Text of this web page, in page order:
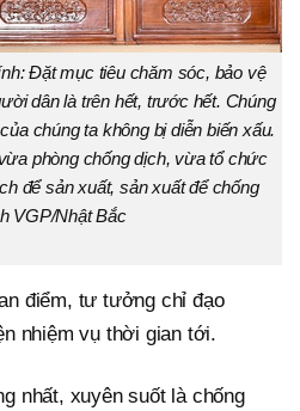
Đặt mục tiêu chăm sóc, bảo vệ
dân là trên hết, trước hết. Chúng
chúng ta không bị diễn biến xấu.
phòng chống dịch, vừa tổ chức
để sản xuất, sản xuất để chống
VGP/Nhật Bắc
điểm, tư tưởng chỉ đạo
nhiệm vụ thời gian tới.
nhất, xuyên suốt là chống